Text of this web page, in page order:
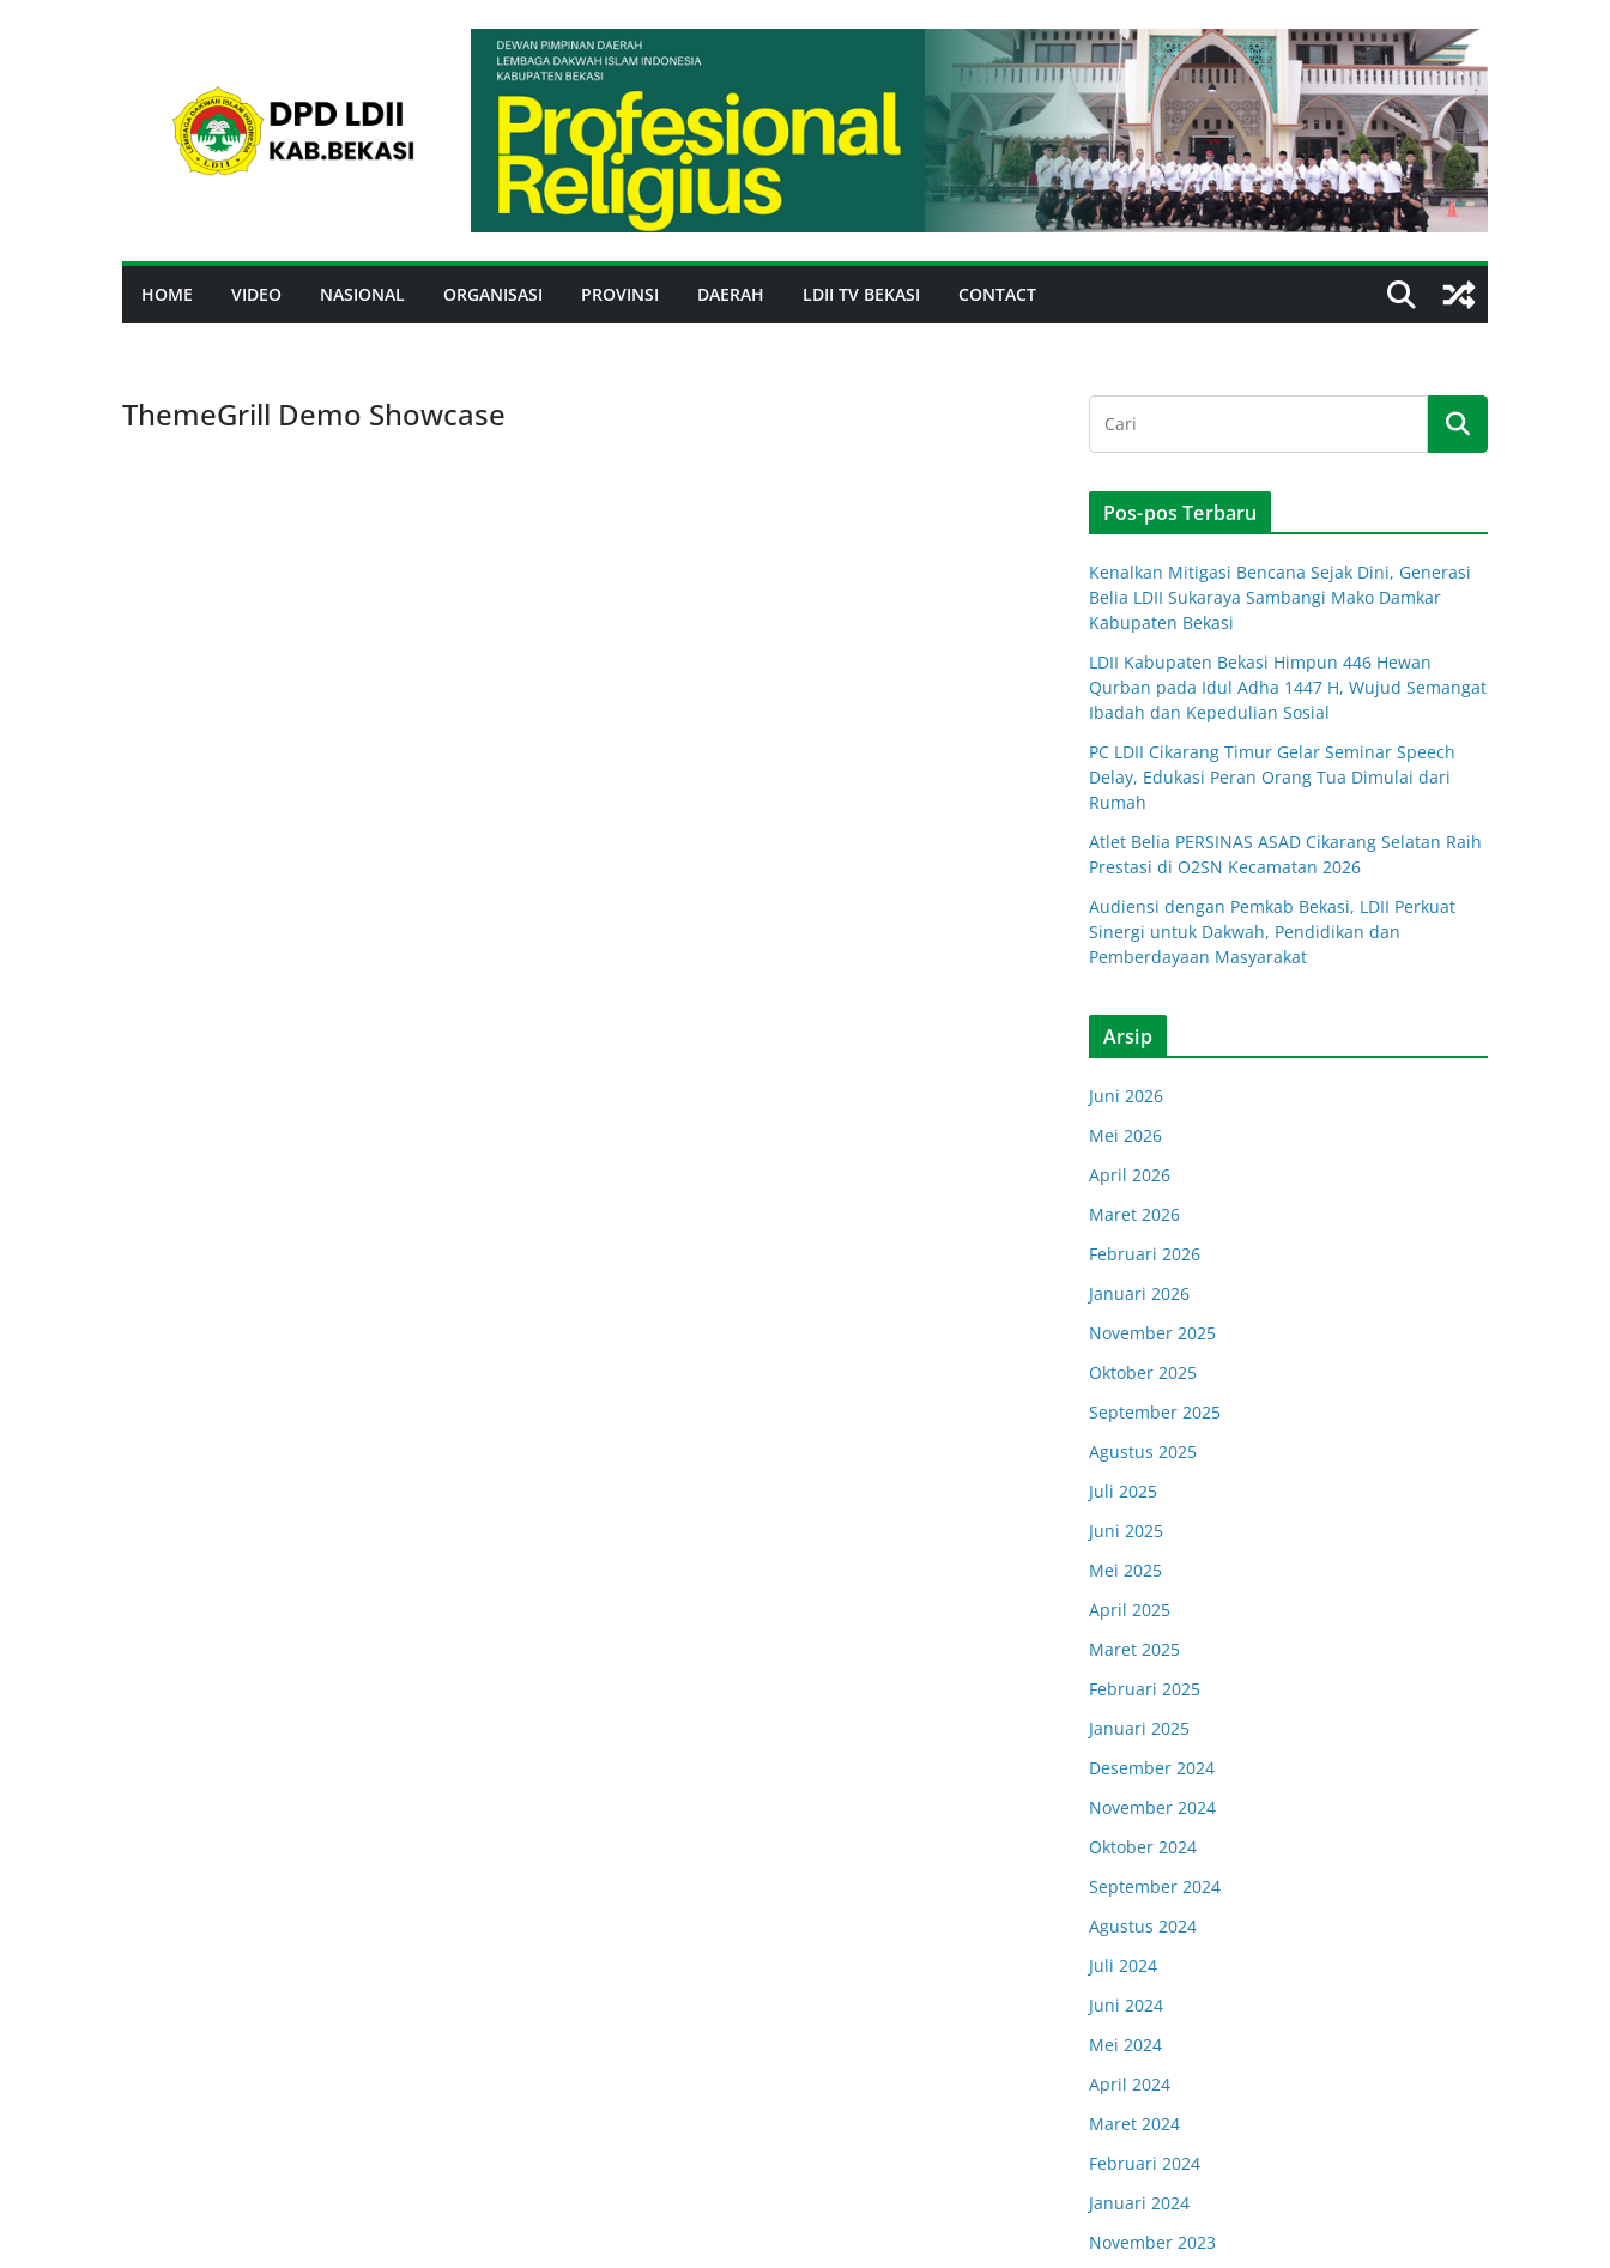
HOME VIDEO NASIONAL ORGANISASI PROVINSI DAERAH LDII TV BEKASI CONTACT
ThemeGrill Demo Showcase
Pos-pos Terbaru
Kenalkan Mitigasi Bencana Sejak Dini, Generasi
Belia LDII Sukaraya Sambangi Mako Damkar
Kabupaten Bekasi
LDII Kabupaten Bekasi Himpun 446 Hewan
Qurban pada Idul Adha 1447 H, Wujud Semangat
Ibadah dan Kepedulian Sosial
PC LDII Cikarang Timur Gelar Seminar Speech
Delay, Edukasi Peran Orang Tua Dimulai dari
Rumah
Atlet Belia PERSINAS ASAD Cikarang Selatan Raih
Prestasi di O2SN Kecamatan 2026
Audiensi dengan Pemkab Bekasi, LDII Perkuat
Sinergi untuk Dakwah, Pendidikan dan
Pemberdayaan Masyarakat
Arsip
Juni 2026
Mei 2026
April 2026
Maret 2026
Februari 2026
Januari 2026
November 2025
Oktober 2025
September 2025
Agustus 2025
Juli 2025
Juni 2025
Mei 2025
April 2025
Maret 2025
Februari 2025
Januari 2025
Desember 2024
November 2024
Oktober 2024
September 2024
Agustus 2024
Juli 2024
Juni 2024
Mei 2024
April 2024
Maret 2024
Februari 2024
Januari 2024
November 2023